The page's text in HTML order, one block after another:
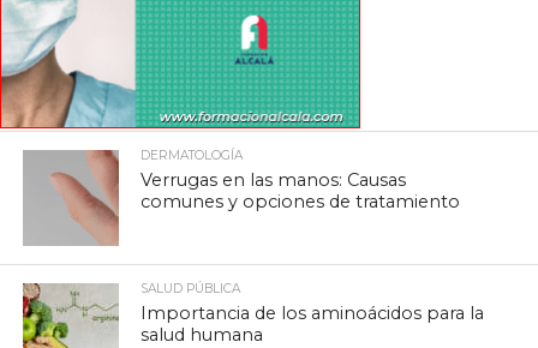
DERMATOLOGÍA
Verrugas en las manos: Causas
comunes y opciones de tratamiento
SALUD PÚBLICA
Importancia de los aminoácidos para la
salud humana